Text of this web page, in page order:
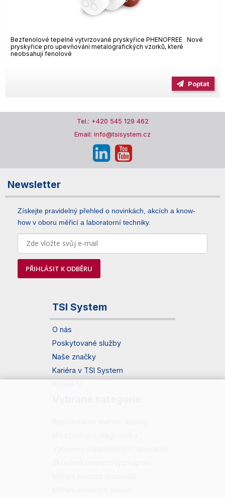
Bezfenolové tepelně vytvrzované pryskyřice PHENOFREE Nové
pryskyřice pro upevňování metalografických vzorků, které
neobsahují fenolové
Poptat
Tel.: +420 545 129 462
Email: info@tsisystem.cz
Newsletter
Získejte pravidelný přehled o novinkách, akcích a know-
how v oboru měřicí a laboratorní techniky.
PŘIHLÁSIT K ODBĚRU
TSI System
O nás
Poskytované služby
Naše značky
Kariéra v TSI System